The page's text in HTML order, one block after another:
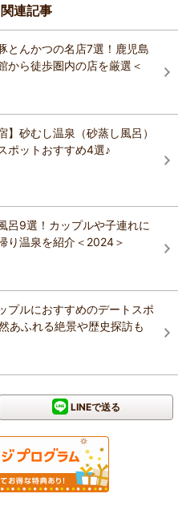
連記事
とんかつの名店7選！鹿児島
から徒歩圏内の店を厳選＜
】砂むし温泉（砂蒸し風呂）
ポットおすすめ4選♪
呂9選！カップルや子連れに
り温泉を紹介＜2024＞
プルにおすすめのデートスポ
あふれる絶景や歴史探訪も
LINEで送る